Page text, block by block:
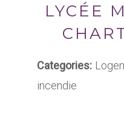
LYCÉE
Categories:
incendie